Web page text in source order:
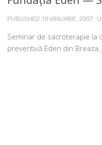
PUBLISHED 10 IANUARIE, 2007 ·
Seminar de sacro­te­ra­pie la
pre­ven­ti­vă Eden din Breaza,